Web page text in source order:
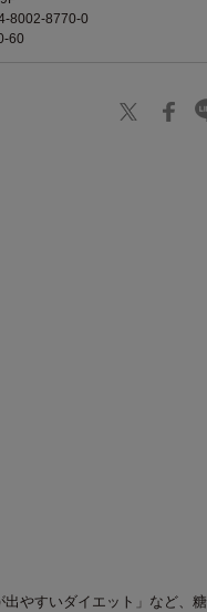
8002-8770-0
60
やすいダイエット」など、